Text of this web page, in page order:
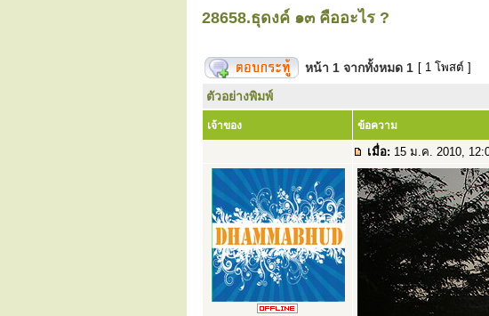
28658.ธุดงค์ ๑๓ คืออะไร ?
หน้า 1 จากทั้งหมด 1 [ 1 โพสต์ ]
ตัวอย่างพิมพ์
เจ้าของ ข้อความ
เมื่อ: 15 ม.ค. 2010,